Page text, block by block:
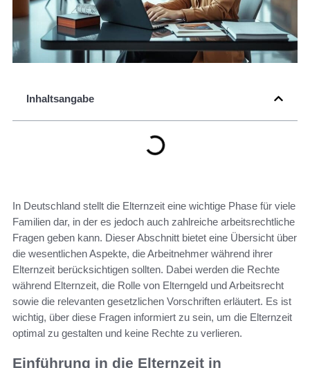
Inhaltsangabe
In Deutschland stellt die Elternzeit eine wichtige Phase für viele
Familien dar, in der es jedoch auch zahlreiche arbeitsrechtliche
Fragen geben kann. Dieser Abschnitt bietet eine Übersicht über
die wesentlichen Aspekte, die Arbeitnehmer während ihrer
Elternzeit berücksichtigen sollten. Dabei werden die Rechte
während Elternzeit, die Rolle von Elterngeld und Arbeitsrecht
sowie die relevanten gesetzlichen Vorschriften erläutert. Es ist
wichtig, über diese Fragen informiert zu sein, um die Elternzeit
optimal zu gestalten und keine Rechte zu verlieren.
Einführung in die Elternzeit in